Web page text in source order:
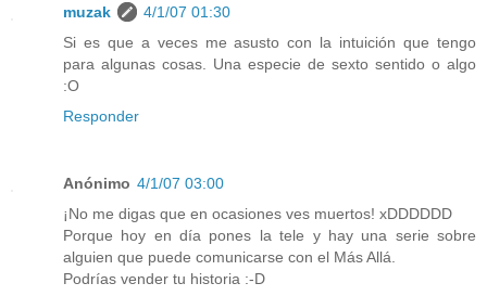
muzak
4/1/07 01:30
Si es que a veces me asusto con la intuición que tengo
para algunas cosas. Una especie de sexto sentido o algo
:O
Responder
Anónimo 4/1/07 03:00
¡No me digas que en ocasiones ves muertos! xDDDDDD
Porque hoy en día pones la tele y hay una serie sobre
alguien que puede comunicarse con el Más Allá.
Podrías vender tu historia :-D